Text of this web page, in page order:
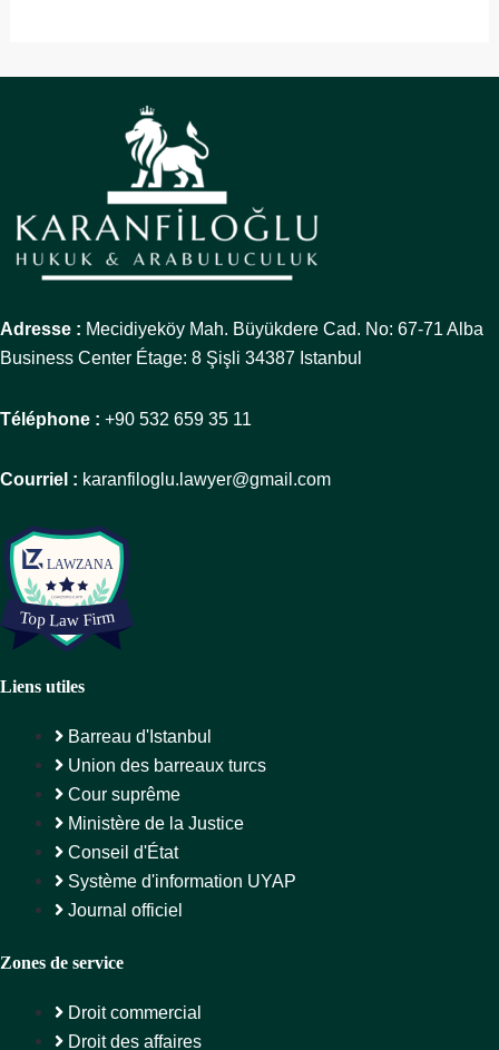
Adresse : Mecidiyeköy Mah. Büyükdere Cad. No: 67-71 Alba
Business Center Étage: 8 Şişli 34387 Istanbul
Téléphone : +90 532 659 35 11
Courriel : karanfiloglu.lawyer@gmail.com
Liens utiles
Barreau d'Istanbul
Union des barreaux turcs
Cour suprême
Ministère de la Justice
Conseil d'État
Système d'information UYAP
Journal officiel
Zones de service
Droit commercial
Droit des affaires